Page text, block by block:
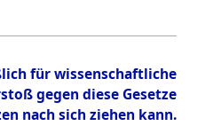
für wissenschaftliche
gegen diese Gesetze
nach sich ziehen kann.